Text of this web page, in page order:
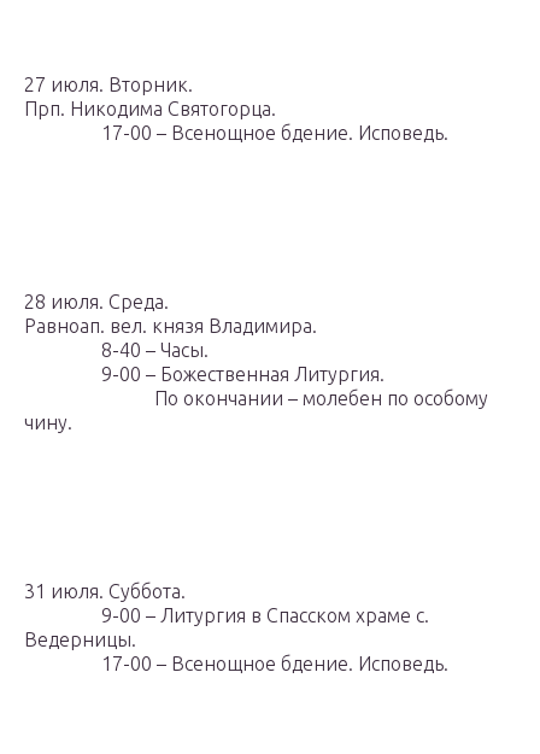
27 июля. Вторник.
Прп. Никодима Святогорца.
17-00 – Всенощное бдение. Исповедь.
28 июля. Среда.
Равноап. вел. князя Владимира.
8-40 – Часы.
9-00 – Божественная Литургия.
По окончании – молебен по особому
чину.
31 июля. Суббота.
9-00 – Литургия в Спасском храме с.
Ведерницы.
17-00 – Всенощное бдение. Исповедь.